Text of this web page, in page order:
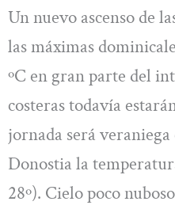
Un nuevo ascenso de
las máximas
ºC en gran parte del
costeras todavía
jornada será
Donostia la
28º). Cielo poco